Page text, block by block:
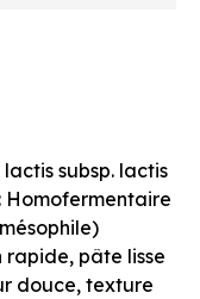
subsp. lactis
Homofermentaire
pâte lisse
douce, texture